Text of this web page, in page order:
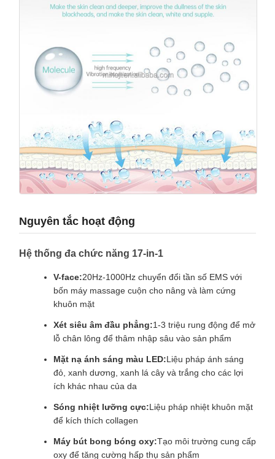
Nguyên tắc hoạt động
Hệ thống đa chức năng 17-in-1
V-face:20Hz-1000Hz chuyển đổi tần số EMS với
bốn máy massage cuộn cho nâng và làm cứng
khuôn mặt
Xét siêu âm đầu phẳng:1-3 triệu rung động để mở
lỗ chân lông để thâm nhập sâu vào sản phẩm
Mặt nạ ánh sáng màu LED:Liệu pháp ánh sáng
đỏ, xanh dương, xanh lá cây và trắng cho các lợi
ích khác nhau của da
Sóng nhiệt lưỡng cực:Liệu pháp nhiệt khuôn mặt
để kích thích collagen
Máy bút bong bóng oxy:Tạo môi trường cung cấp
oxy để tăng cường hấp thụ sản phẩm